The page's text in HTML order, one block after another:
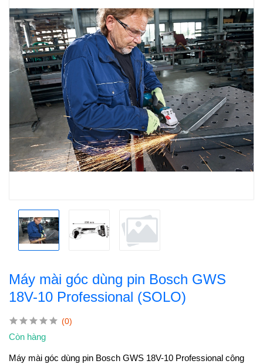
Máy mài góc dùng pin Bosch GWS
18V-10 Professional (SOLO)
(0)
Còn hàng
Máy mài góc dùng pin Bosch GWS 18V-10 Professional công